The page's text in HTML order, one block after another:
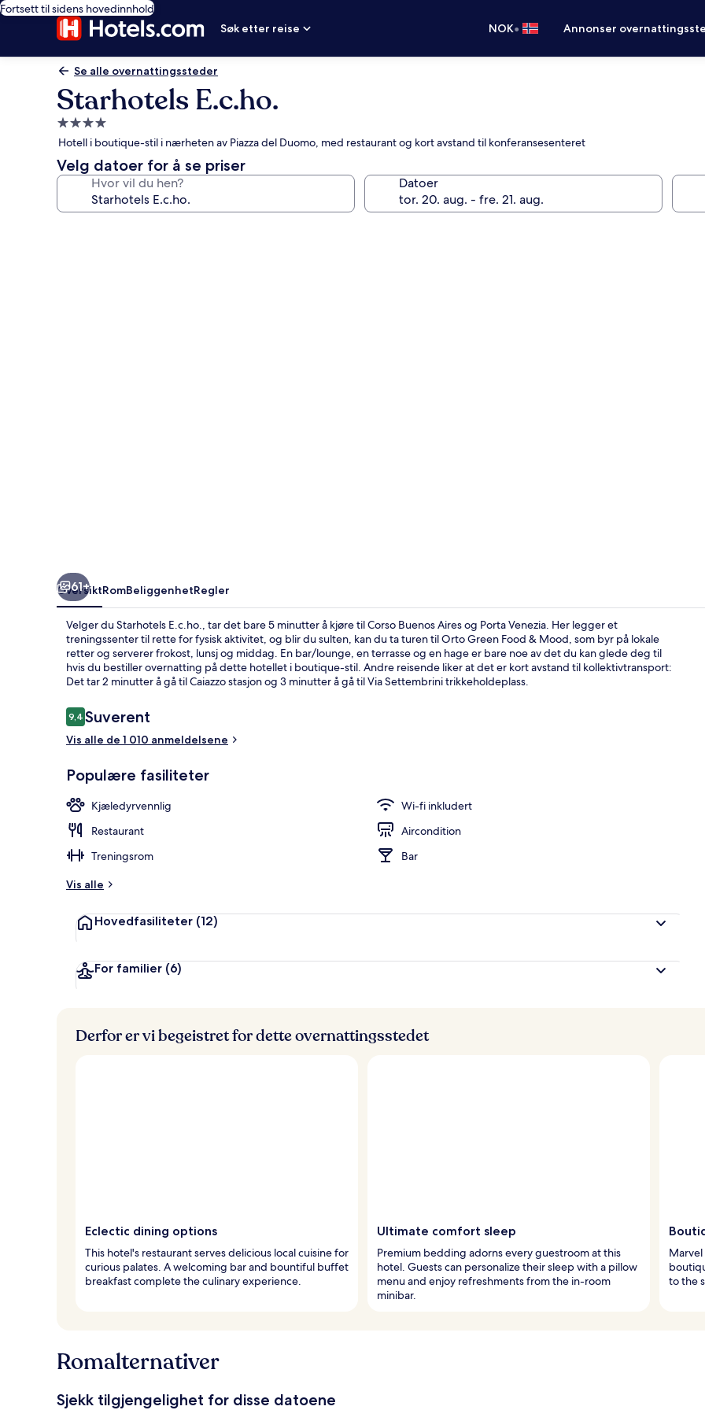
Fortsett til sidens hovedinnhold
Søk etter reise
NOK• Annonser
Se alle overnattingssteder
Starhotels E.c.ho.
Overnattingssted
med
4.0
stjerner
Hotell i boutique-stil i nærheten av Piazza del Duomo, med restaurant og kort avstand til konferansesenteret
Velg datoer for å se priser
Hvor vil du hen? Datoer
Suite |
61+
OversiktRomBeliggenhetRegler
Velger du Starhotels E.c.ho., tar det bare 5 minutter å kjøre til Corso Buenos Aires og Porta Venezia. Her legger et
treningssenter til rette for fysisk aktivitet, og blir du sulten, kan du ta turen til Orto Green Food & Mood, som byr på lokale
retter og serverer frokost, lunsj og middag. En bar/lounge, en terrasse og en hage er bare noe av det du kan glede deg til
hvis du bestiller overnatting på dette hotellet i boutique-stil. Andre reisende liker at det er kort avstand til kollektivtransport:
Det tar 2 minutter å gå til Caiazzo stasjon og 3 minutter å gå til Via Settembrini trikkeholdeplass.
Anmeldelser
9,49,4 av 10 –
Suverent
Vis alle de 1 010 anmeldelsene
Populære fasiliteter
Kjæledyrvennlig
Wi-fi inkludert
Restaurant
Aircondition
Treningsrom
Bar
Vis alle
Hovedfasiliteter (12)
For familier (6)
Derfor er vi begeistret for dette overnattingsstedet
Eclectic dining options
This hotel's restaurant serves delicious local cuisine for
curious palates. A welcoming bar and bountiful buffet
breakfast complete the culinary experience.
Ultimate comfort sleep
Premium bedding adorns every guestroom at this
hotel. Guests can personalize their sleep with a pillow
menu and enjoy refreshments from the in-room
minibar.
to the
Romalternativer
Sjekk tilgjengelighet for disse datoene